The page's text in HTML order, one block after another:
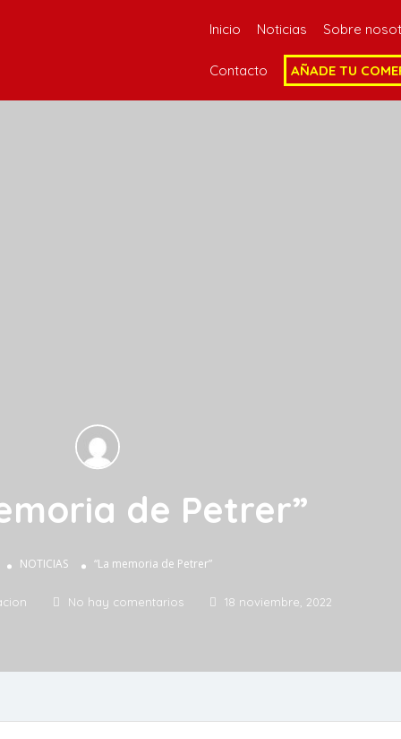
Inicio Noticias Sobre
Contacto AÑADE TU
de Petrer”
NOTICIAS “La memoria de Petrer”
No hay comentarios 18 noviembre, 2022